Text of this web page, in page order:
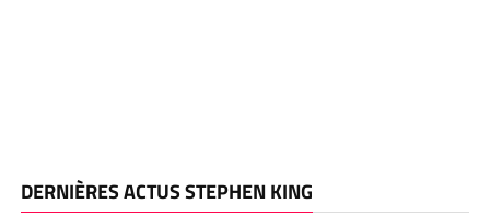
DERNIÈRES ACTUS STEPHEN KING